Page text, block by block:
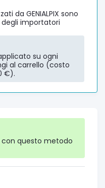
da GENIALPIX sono
importatori
su ogni
al carrello (costo
€).
con questo metodo